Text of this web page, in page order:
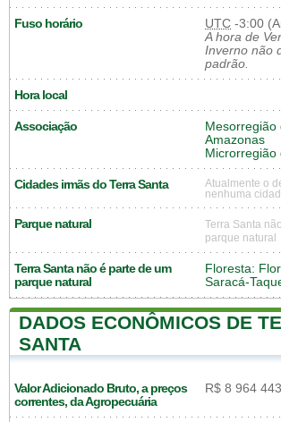
Fuso horário UTC -3:00
A hora de
Inverno não
padrão.
Hora local
Associação
Mesorregião
Amazonas
Microrregião
Cidades irmãs do Terra Santa
Atualmente o
nenhuma
Parque natural
Terra Santa
parque natural
Terra Santa não é parte de um
parque natural
Floresta:
Saracá-
DADOS ECONÔMICOS DE
SANTA
Valor Adicionado Bruto, a preços
correntes, da Agropecuária
R$ 8 964 443